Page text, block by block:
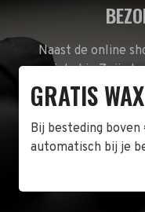
Naast de online
winkel in
dag langs tussen
GRATIS
Bij besteding
automatisch bij je